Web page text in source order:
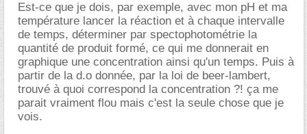
Est-ce que je dois, par exemple, avec mon pH et ma
température lancer la réaction et à chaque intervalle
de temps, déterminer par spectophotométrie la
quantité de produit formé, ce qui me donnerait en
graphique une concentration ainsi qu'un temps. Puis à
partir de la d.o donnée, par la loi de beer-lambert,
trouvé à quoi correspond la concentration ?! ça me
parait vraiment flou mais c'est la seule chose que je
vois.